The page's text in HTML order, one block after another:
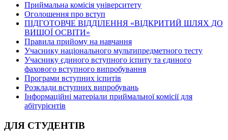
Приймальна комісія університету
Оголошення про вступ
ПІДГОТОВЧЕ ВІДДІЛЕННЯ «ВІДКРИТИЙ ШЛЯХ ДО
ВИЩОЇ ОСВІТИ»
Правила прийому на навчання
Учаснику національного мультипредметного тесту
Учаснику єдиного вступного іспиту та єдиного
фахового вступного випробування
Програми вступних іспитів
Розклади вступних випробувань
Інформаційні матеріали приймальної комісії для
абітурієнтів
ДЛЯ СТУДЕНТІВ